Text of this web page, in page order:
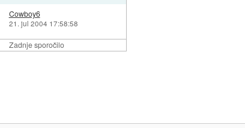
Zadnje sporočilo
Cowboy6
21. jul 2004 17:58:58